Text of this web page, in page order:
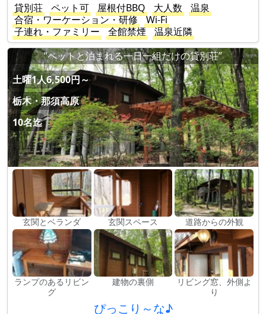
貸別荘 ペット可 屋根付BBQ 大人数
温泉
合宿・ワーケーション・研修
Wi-Fi
子連れ・ファミリー
全館禁煙
温泉近隣
”ペットと泊まれる一日一組だけの貸別荘”
土曜1人6,500円～
栃木・那須高原
10名迄
玄関とベランダ 玄関スペース 道路からの外観
ランプのあるリビン
グ
建物の裏側
リビング窓、外側よ
り
ぴっこり～な♪